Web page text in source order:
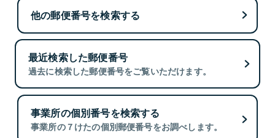
他の郵便番号を検索する
最近検索した郵便番号
過去に検索した郵便番号をご覧いただけます。
事業所の個別番号を検索する
事業所の７けたの個別郵便番号をお調べします。